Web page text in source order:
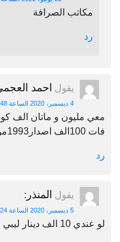
مكاتب الصرافة
رد
يقول احمد
4 ديسمبر، 2020 الساعة 4:48 م
معي مليون و ماتان الف
فات 100الف اصدار1993موبيل رقم01226312609
رد
يقول المنذر :
5 ديسمبر، 2020 الساعة 4:24 م
لو عندي 10 الف دينار ليبي في مصر يعملو كام مصري